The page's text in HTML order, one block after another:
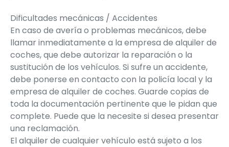
Dificultades mecánicas / Accidentes
En caso de avería o problemas mecánicos, debe
llamar inmediatamente a la empresa de alquiler de
coches, que debe autorizar la reparación o la
sustitución de los vehículos. Si sufre un accidente,
debe ponerse en contacto con la policía local y la
empresa de alquiler de coches. Guarde copias de
toda la documentación pertinente que le pidan que
complete. Puede que la necesite si desea presentar
una reclamación.
El alquiler de cualquier vehículo está sujeto a los